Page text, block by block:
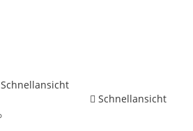
Schnellansicht
Schnellansicht